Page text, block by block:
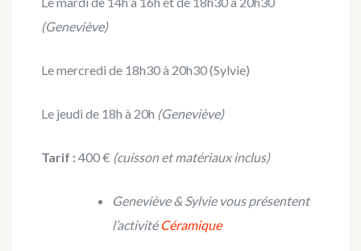
(Geneviève)
Le mercredi de 18h30 à 20h30 (Sylvie)
Le jeudi de 18h à 20h (Geneviève)
Tarif :400 € (cuisson et matériaux inclus)
Geneviève & Sylvie vous présentent
l’activitéCéramique